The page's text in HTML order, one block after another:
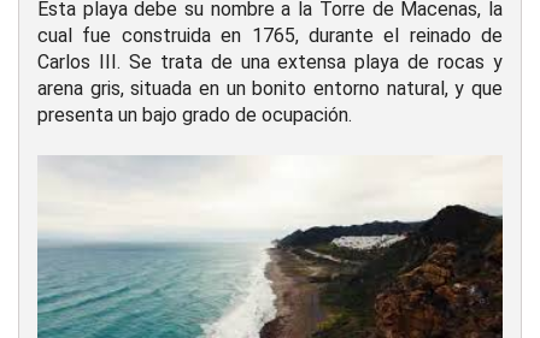
Esta playa debe su nombre a la Torre de Macenas, la
cual fue construida en 1765, durante el reinado de
Carlos III. Se trata de una extensa playa de rocas y
arena gris, situada en un bonito entorno natural, y que
presenta un bajo grado de ocupación.